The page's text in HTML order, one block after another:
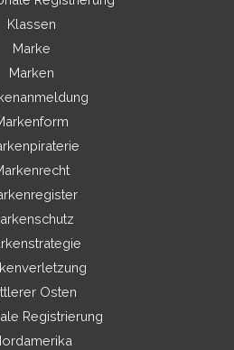
Klassen
Marke
Marken
Osten
Registrierung